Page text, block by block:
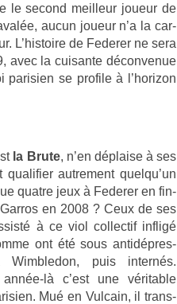
le second meil­leur joueur de
aucun joueur n’a la car­
L’his­toire de Feder­er ne sera
avec la cuisan­te décon­venue
parisi­en se pro­file à l’horizon
la Brute, n’en dépla­ise à ses
qualifi­er aut­re­ment quel­qu’un
quat­re jeux à Feder­er en fin­
en 2008 ? Ceux de ses
à ce viol col­lec­tif in­fligé
ont été sous anti­dépres­
Wimbledon, puis in­ternés.
là c’est une vérit­able
Mué en Vul­cain, il trans­